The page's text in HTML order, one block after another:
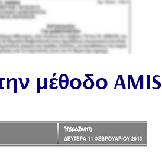
μέθοδο AMIS